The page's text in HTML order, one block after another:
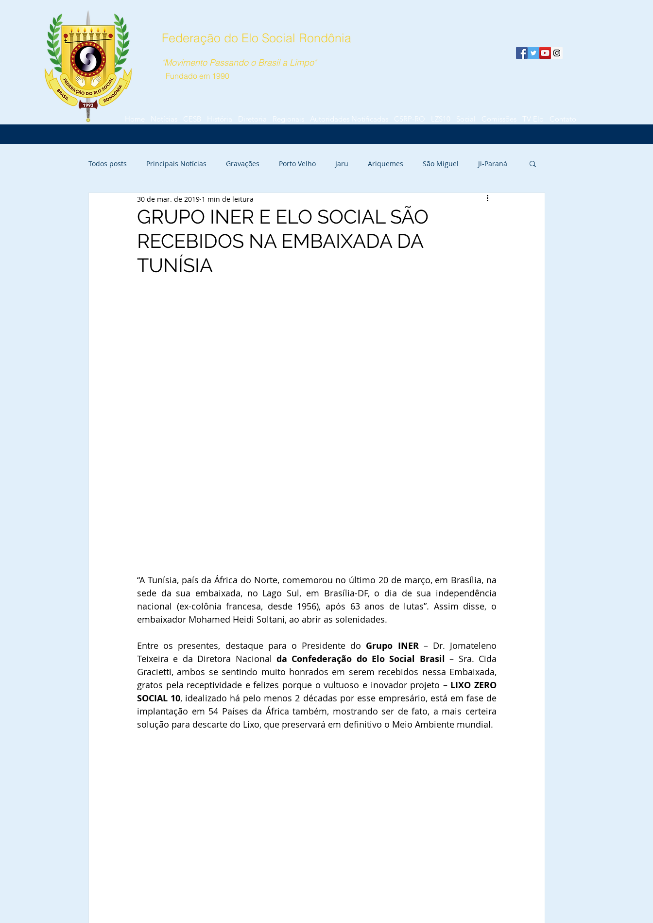
Home Notícias CESB História Diretoria Regionais Autoridades Notificadas CSRP-RO LZS10 Social Comissões TV Elo Contato
Federação do Elo Social Rondônia
"Movimento Passando o Brasil a Limpo"
Fundado em 1990
Todos posts Principais Notícias Gravações Porto Velho Jaru Ariquemes São Miguel Ji-Paraná
GRUPO INER E ELO SOCIAL SÃO
RECEBIDOS NA EMBAIXADA DA
TUNÍSIA
30 de mar. de 2019 1 min de leitura
“A Tunísia, país da África do Norte, comemorou no último 20 de março, em Brasília, na
sede da sua embaixada, no Lago Sul, em Brasília-DF, o dia de sua independência
nacional (ex-colônia francesa, desde 1956), após 63 anos de lutas”. Assim disse, o
embaixador Mohamed Heidi Soltani, ao abrir as solenidades.
Entre os presentes, destaque para o Presidente do Grupo INER – Dr. Jomateleno
Teixeira e da Diretora Nacional da Confederação do Elo Social Brasil – Sra. Cida
Gracietti, ambos se sentindo muito honrados em serem recebidos nessa Embaixada,
gratos pela receptividade e felizes porque o vultuoso e inovador projeto – LIXO ZERO
SOCIAL 10, idealizado há pelo menos 2 décadas por esse empresário, está em fase de
implantação em 54 Países da África também, mostrando ser de fato, a mais certeira
solução para descarte do Lixo, que preservará em definitivo o Meio Ambiente mundial.